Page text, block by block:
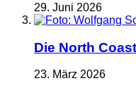
29. Juni 2026
Die North
23. März 2026